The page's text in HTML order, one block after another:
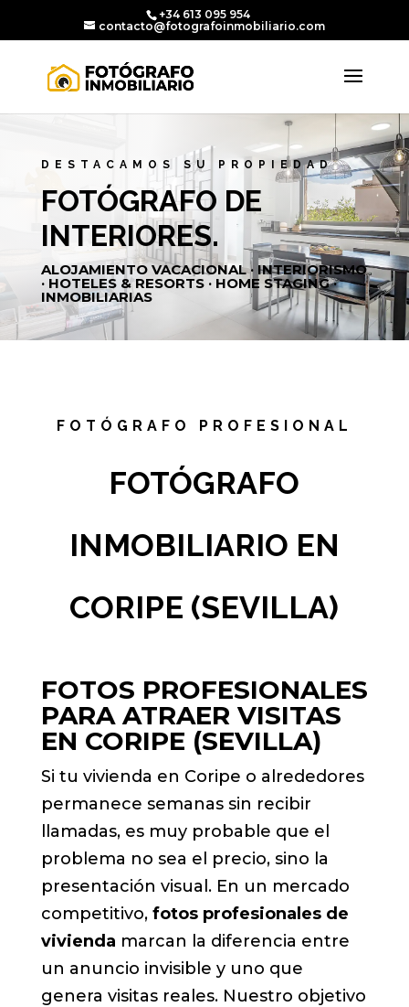
+34 613 095 954
contacto@fotografoinmobiliario.com
DESTACAMOS SU PROPIEDAD
FOTÓGRAFO DE
INTERIORES.
ALOJAMIENTO VACACIONAL · INTERIORISMO
· HOTELES & RESORTS · HOME STAGING ·
INMOBILIARIAS
FOTÓGRAFO PROFESIONAL
FOTÓGRAFO
INMOBILIARIO EN
CORIPE (SEVILLA)
FOTOS PROFESIONALES
PARA ATRAER VISITAS
EN CORIPE (SEVILLA)
Si tu vivienda en Coripe o alrededores
permanece semanas sin recibir
llamadas, es muy probable que el
problema no sea el precio, sino la
presentación visual. En un mercado
competitivo, fotos profesionales de
vivienda marcan la diferencia entre
un anuncio invisible y uno que
genera visitas reales. Nuestro objetivo